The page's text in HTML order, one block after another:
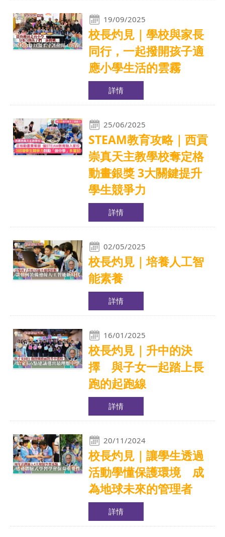
19/09/2025
校長灼見｜學校與家長
同行，一起撥開孩子適
應小學生活的雲霧
詳情
25/06/2025
STEAM教育攻略｜西貢
崇真天主教學校奪定格
動畫銀獎 3大關鍵提升
學生競爭力
詳情
02/05/2025
校長灼見｜培養人工智
能素養
詳情
16/01/2025
校長灼見｜升中的決
擇 與子女一起踏上長
跑的起跑線
詳情
20/11/2024
校長灼見｜讓學生透過
活動學懂保護環境 成
為地球未來的管理者
詳情